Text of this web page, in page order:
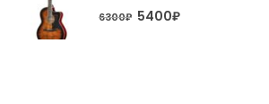
6300₽ 5400₽